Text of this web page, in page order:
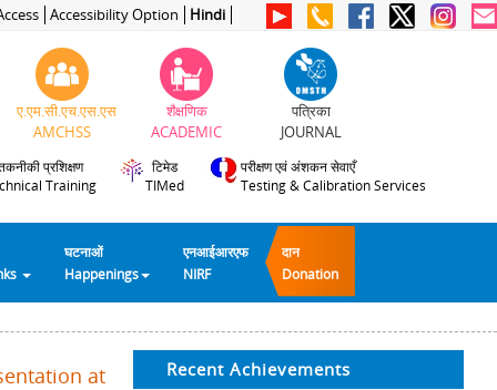
Accessibility Option Hindi
ए.एम.सी.एच.एस.एस
AMCHSS
शैक्षणिक
ACADEMIC
पत्रिका
JOURNAL
प्रशिक्षण
Training
टिमेड
TIMed
परीक्षण एवं अंशकन सेवाएँ
Testing & Calibration Services
घटनाओं
Happenings
एनआईआरएफ
NIRF
दान
Donation
at Recent Achievements